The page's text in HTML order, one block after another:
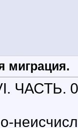
миграция.
ЧАСТЬ.